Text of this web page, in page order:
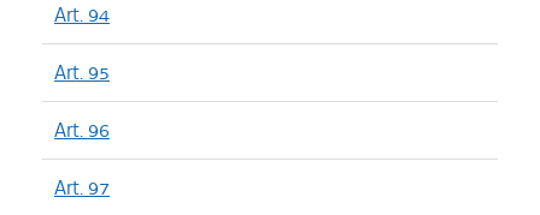
Art. 94
Art. 95
Art. 96
Art. 97